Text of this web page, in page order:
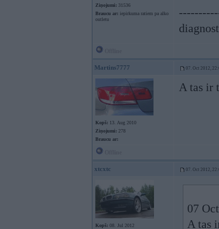
Ziņojumi: 31536
Braucu ar: iepirkuma ratiem pa alko
outletu
Martins7777 07. Oct 2012,
Kopš: 13. Aug 2010
Ziņojumi: 278
Braucu ar:
A tas ir
xtcxtc 07. Oct 2012,
Kopš: 08. Jul 2012
07
A tas